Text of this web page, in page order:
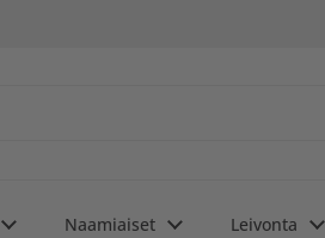
Naamiaiset Leivonta